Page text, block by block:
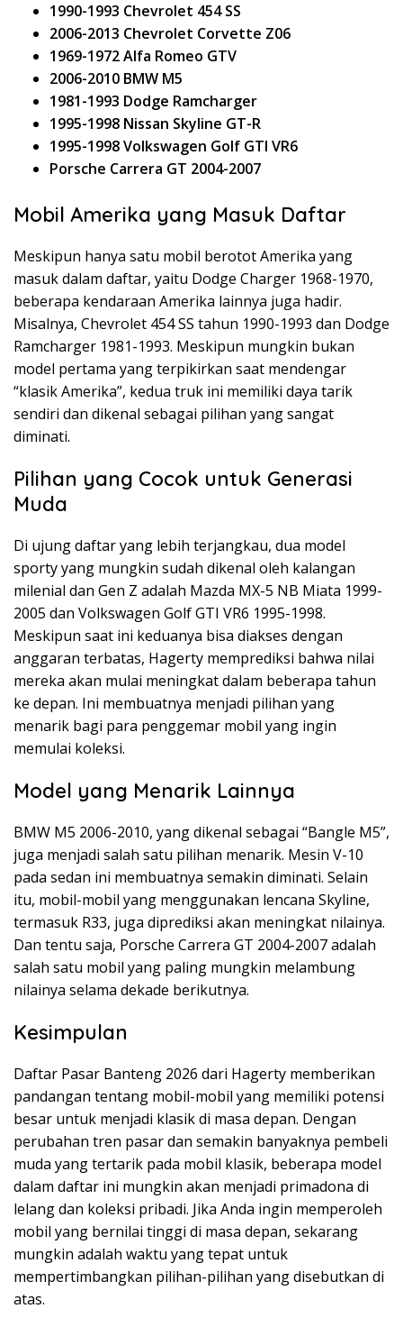
1990-1993 Chevrolet 454 SS
2006-2013 Chevrolet Corvette Z06
1969-1972 Alfa Romeo GTV
2006-2010 BMW M5
1981-1993 Dodge Ramcharger
1995-1998 Nissan Skyline GT-R
1995-1998 Volkswagen Golf GTI VR6
Porsche Carrera GT 2004-2007
Mobil Amerika yang Masuk Daftar
Meskipun hanya satu mobil berotot Amerika yang
masuk dalam daftar, yaitu Dodge Charger 1968-1970,
beberapa kendaraan Amerika lainnya juga hadir.
Misalnya, Chevrolet 454 SS tahun 1990-1993 dan Dodge
Ramcharger 1981-1993. Meskipun mungkin bukan
model pertama yang terpikirkan saat mendengar
“klasik Amerika”, kedua truk ini memiliki daya tarik
sendiri dan dikenal sebagai pilihan yang sangat
diminati.
Pilihan yang Cocok untuk Generasi
Muda
Di ujung daftar yang lebih terjangkau, dua model
sporty yang mungkin sudah dikenal oleh kalangan
milenial dan Gen Z adalah Mazda MX-5 NB Miata 1999-
2005 dan Volkswagen Golf GTI VR6 1995-1998.
Meskipun saat ini keduanya bisa diakses dengan
anggaran terbatas, Hagerty memprediksi bahwa nilai
mereka akan mulai meningkat dalam beberapa tahun
ke depan. Ini membuatnya menjadi pilihan yang
menarik bagi para penggemar mobil yang ingin
memulai koleksi.
Model yang Menarik Lainnya
BMW M5 2006-2010, yang dikenal sebagai “Bangle M5”,
juga menjadi salah satu pilihan menarik. Mesin V-10
pada sedan ini membuatnya semakin diminati. Selain
itu, mobil-mobil yang menggunakan lencana Skyline,
termasuk R33, juga diprediksi akan meningkat nilainya.
Dan tentu saja, Porsche Carrera GT 2004-2007 adalah
salah satu mobil yang paling mungkin melambung
nilainya selama dekade berikutnya.
Kesimpulan
Daftar Pasar Banteng 2026 dari Hagerty memberikan
pandangan tentang mobil-mobil yang memiliki potensi
besar untuk menjadi klasik di masa depan. Dengan
perubahan tren pasar dan semakin banyaknya pembeli
muda yang tertarik pada mobil klasik, beberapa model
dalam daftar ini mungkin akan menjadi primadona di
lelang dan koleksi pribadi. Jika Anda ingin memperoleh
mobil yang bernilai tinggi di masa depan, sekarang
mungkin adalah waktu yang tepat untuk
mempertimbangkan pilihan-pilihan yang disebutkan di
atas.